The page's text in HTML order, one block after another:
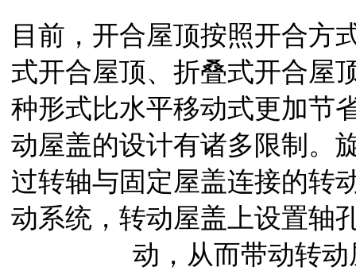
目前，开合屋顶按照开合方
式开合屋顶、折叠式开合屋
种形式比水平移动式更加节
动屋盖的设计有诸多限制。
过转轴与固定屋盖连接的转
动系统，转动屋盖上设置轴
动，从而带动转